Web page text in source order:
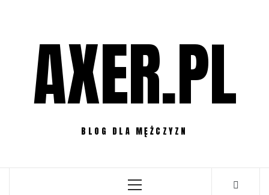
AXER.PL
BLOG DLA MĘŻCZYZN
Menu